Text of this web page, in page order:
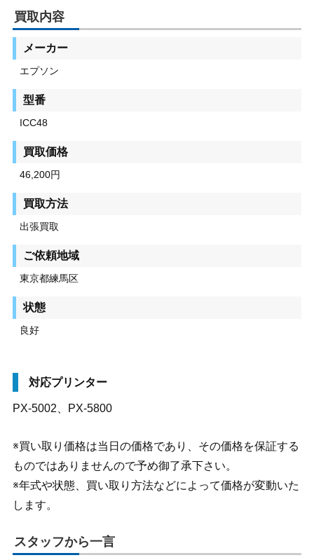
買取内容
メーカー
エプソン
型番
ICC48
買取価格
46,200円
買取方法
出張買取
ご依頼地域
東京都練馬区
状態
良好
対応プリンター
PX-5002、PX-5800
※買い取り価格は当日の価格であり、その価格を保証する
ものではありませんので予め御了承下さい。
※年式や状態、買い取り方法などによって価格が変動いた
します。
スタッフから一言